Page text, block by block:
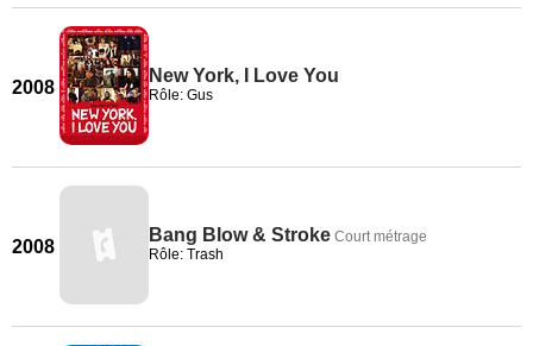
2008
New York, I Love You
Rôle: Gus
2008
Bang Blow & Stroke Court métrage
Rôle: Trash